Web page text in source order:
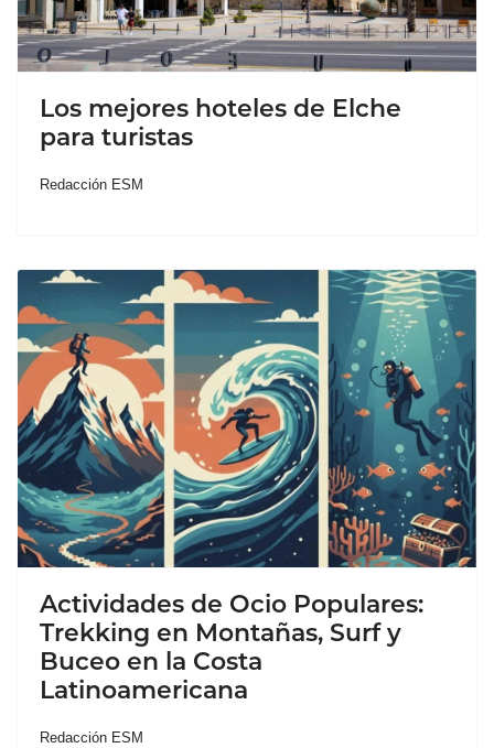
Los mejores hoteles de Elche
para turistas
Redacción ESM
Actividades de Ocio Populares:
Trekking en Montañas, Surf y
Buceo en la Costa
Latinoamericana
Redacción ESM